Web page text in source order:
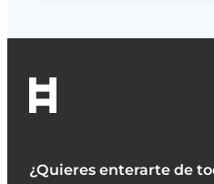
¿Quieres enterarte de